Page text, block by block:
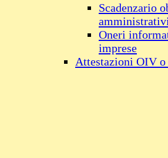
Scadenzario
amministrativi
Oneri
imprese
Attestazioni OIV o